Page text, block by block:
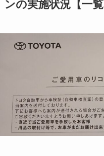
ンの実施状況【一覧